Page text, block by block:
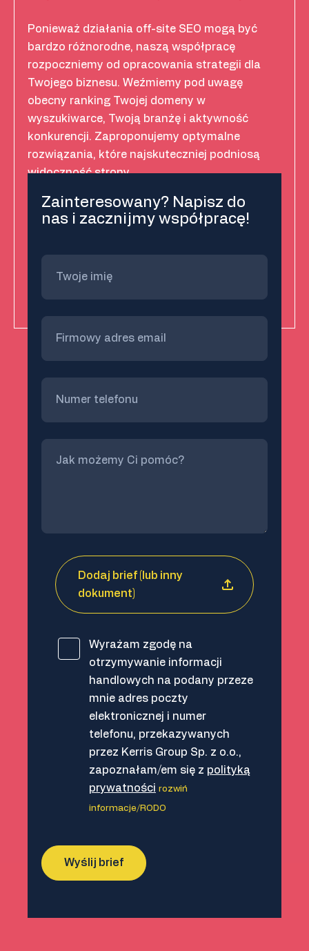
Ponieważ działania off-site SEO mogą być
bardzo różnorodne, naszą współpracę
rozpoczniemy od opracowania strategii dla
Twojego biznesu. Weźmiemy pod uwagę
obecny ranking Twojej domeny w
wyszukiwarce, Twoją branżę i aktywność
konkurencji. Zaproponujemy optymalne
rozwiązania, które najskuteczniej podniosą
widoczność strony.
Zainteresowany? Napisz do
nas i zacznijmy współpracę!
Dodaj brief (lub inny
dokument)
Wyrażam zgodę na
otrzymywanie informacji
handlowych na podany przeze
mnie adres poczty
elektronicznej i numer
telefonu, przekazywanych
przez Kerris Group Sp. z o.o.,
zapoznałam/em się z polityką
prywatności rozwiń
informacje/RODO